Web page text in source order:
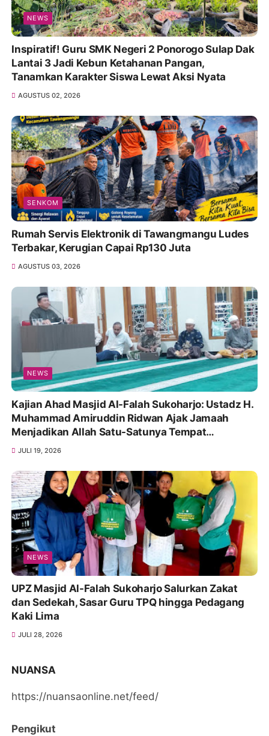
NEWS
Inspiratif! Guru SMK Negeri 2 Ponorogo Sulap Dak
Lantai 3 Jadi Kebun Ketahanan Pangan,
Tanamkan Karakter Siswa Lewat Aksi Nyata
AGUSTUS 02, 2026
SENKOM
Rumah Servis Elektronik di Tawangmangu Ludes
Terbakar, Kerugian Capai Rp130 Juta
AGUSTUS 03, 2026
NEWS
Kajian Ahad Masjid Al-Falah Sukoharjo: Ustadz H.
Muhammad Amiruddin Ridwan Ajak Jamaah
Menjadikan Allah Satu-Satunya Tempat
Bergantung
JULI 19, 2026
NEWS
UPZ Masjid Al-Falah Sukoharjo Salurkan Zakat
dan Sedekah, Sasar Guru TPQ hingga Pedagang
Kaki Lima
JULI 28, 2026
NUANSA
https://nuansaonline.net/feed/
Pengikut